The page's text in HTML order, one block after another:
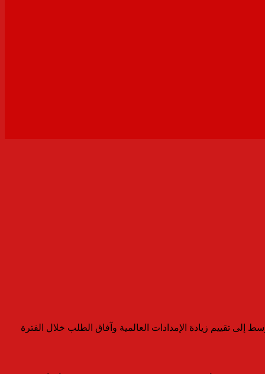
إلى تقييم زيادة الإمدادات العالمية وآفاق الطلب خلال الفترة